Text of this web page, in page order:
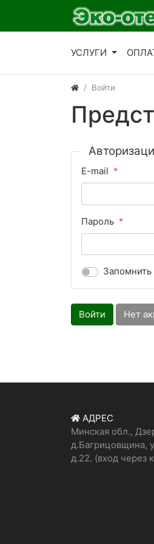
УСЛУГИ
Войти
E-mail
Пароль
Войти Нет
АДРЕС
Минская обл.,
д.Багрицовщина,
д.22. (вход через